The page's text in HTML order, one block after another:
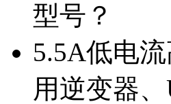
型号？
5.5A低电
用逆变器、